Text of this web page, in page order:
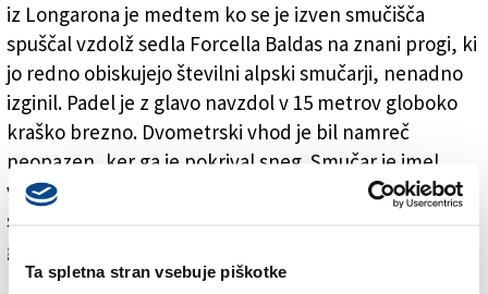
Ta spletna stran vsebuje piškotke
iz Longarona je medtem ko se je izven smučišča
spuščal vzdolž sedla Forcella Baldas na znani progi, ki
jo redno obiskujejo številni alpski smučarji, nenadno
izginil. Padel je z glavo navzdol v 15 metrov globoko
kraško brezno. Dvometrski vhod je bil namreč
neopazen, ker ga je pokrival sneg. Smučar je imel
veliko srečo, kajti na globini okrog 5 metrov so se
smučke zapičile ob steno in ga pridržale. Obvisel je z
glavo navzdol v strahovitem položaju, toda brez
hujših poškodb. Prihiteli so gorski reševalci iz